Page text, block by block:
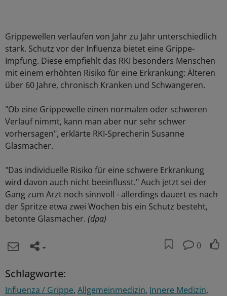
Grippewellen verlaufen von Jahr zu Jahr unterschiedlich
stark. Schutz vor der Influenza bietet eine Grippe-
Impfung. Diese empfiehlt das RKI besonders Menschen
mit einem erhöhten Risiko für eine Erkrankung: Älteren
über 60 Jahre, chronisch Kranken und Schwangeren.
"Ob eine Grippewelle einen normalen oder schweren
Verlauf nimmt, kann man aber nur sehr schwer
vorhersagen", erklärte RKI-Sprecherin Susanne
Glasmacher.
"Das individuelle Risiko für eine schwere Erkrankung
wird davon auch nicht beeinflusst." Auch jetzt sei der
Gang zum Arzt noch sinnvoll - allerdings dauert es nach
der Spritze etwa zwei Wochen bis ein Schutz besteht,
betonte Glasmacher. (dpa)
0
Schlagworte:
Influenza / Grippe Allgemeinmedizin Innere Medizin